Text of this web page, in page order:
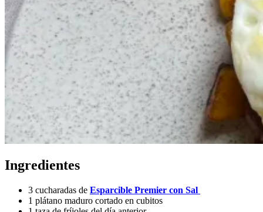
Ingredientes
3 cucharadas de Esparcible Premier con Sal
1 plátano maduro cortado en cubitos